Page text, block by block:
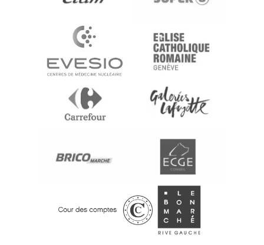
communication géographique. Une façade attractive
améliore la mémorisation de votre marque et facilite le
bouche-à-oreille local.
Les commerces disposant d’une enseigne visible et
professionnelle inspirent davantage confiance aux clients
et bénéficient souvent d’une meilleure fréquentation. Une
bonne signalétique contribue également à renforcer votre
présence physique dans votre zone de chalandise.
Enseigne lumineuse pour magasin, restaurant,
bureau ou entrepôt
Les enseignes lumineuses s’adaptent à tous les secteurs